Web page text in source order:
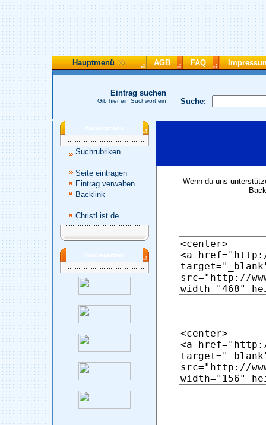
Hauptmenü AGB FAQ
Suche:
Eintrag suchen
Gib hier ein Suchwort ein
Katalogmenü
Suchrubriken
Seite eintragen
Eintrag verwalten
Backlink
ChristList.de
Werbepartner
Wenn du uns